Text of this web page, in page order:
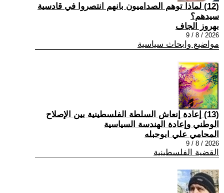
(12) ‏لماذا توهم الصداميون بانهم انتصروا في قادسية
سيدهم؟
بهروز الجاف
2026 / 8 / 9
مواضيع وابحاث سياسية
(13) إعادة إنعاش السلطة الفلسطينية بين الإصلاح
الوطني وإعادة الهندسة السياسية
المحامي علي ابوحبله
2026 / 8 / 9
القضية الفلسطينية